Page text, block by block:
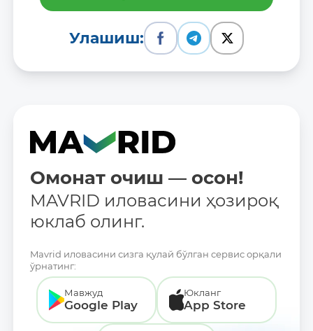
Улашиш:
Омонат очиш — осон!
MAVRID иловасини ҳозироқ
юклаб олинг.
Mavrid иловасини сизга қулай бўлган сервис орқали
ўрнатинг:
Мавжуд
Google Play
Юкланг
App Store